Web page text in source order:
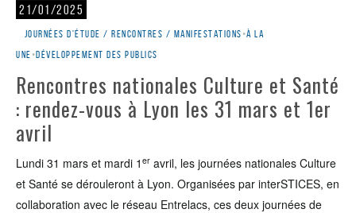
21/01/2025
Journées d'étude / rencontres / manifestations •À la
une •Développement des publics
Rencontres nationales Culture et Santé
: rendez-vous à Lyon les 31 mars et 1er
avril
Lundi 31 mars et mardi 1 er avril, les journées nationales Culture
et Santé se dérouleront à Lyon. Organisées par interSTICES, en
collaboration avec le réseau Entrelacs, ces deux journées de